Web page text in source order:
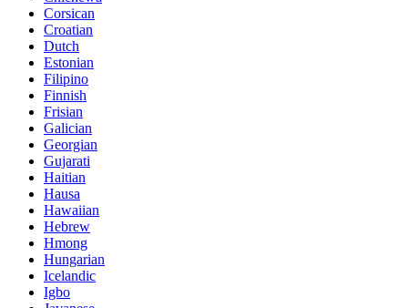
Corsican
Croatian
Dutch
Estonian
Filipino
Finnish
Frisian
Galician
Georgian
Gujarati
Haitian
Hausa
Hawaiian
Hebrew
Hmong
Hungarian
Icelandic
Igbo